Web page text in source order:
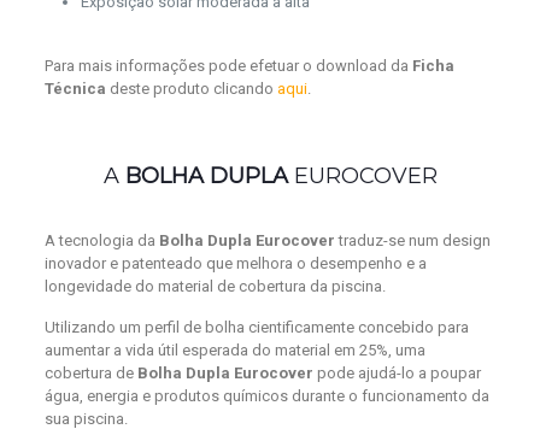
Para mais informações pode efetuar o download da Ficha
Técnica deste produto clicando aqui.
A BOLHA DUPLAEUROCOVER
A tecnologia da Bolha Dupla Eurocover traduz-se num design
inovador e patenteado que melhora o desempenho e a
longevidade do material de cobertura da piscina.
Utilizando um perfil de bolha cientificamente concebido para
aumentar a vida útil esperada do material em 25%, uma
cobertura de Bolha Dupla Eurocover pode ajudá-lo a poupar
água, energia e produtos químicos durante o funcionamento da
sua piscina.